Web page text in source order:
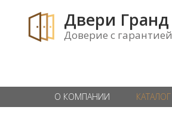
Двери Гранд
Доверие с гарантией
О КОМПАНИИ КАТАЛОГ